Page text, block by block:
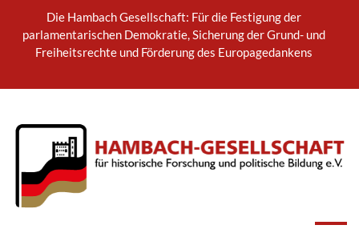
content
Die Hambach Gesellschaft: Für die Festigung der
parlamentarischen Demokratie, Sicherung der Grund- und
Freiheitsrechte und Förderung des Europagedankens